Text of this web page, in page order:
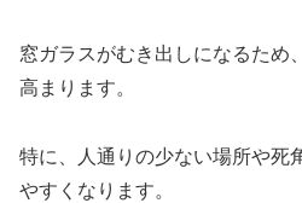
窓ガラスがむき出しになるため
高まります。
特に、人通りの少ない場所や死
やすくなります。